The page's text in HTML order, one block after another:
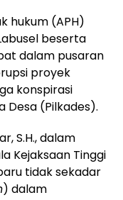
hukum (APH)
beserta
dalam pusaran
proyek
konspirasi
Desa (Pilkades).
S.H., dalam
Kejaksaan Tinggi
tidak sekadar
) dalam